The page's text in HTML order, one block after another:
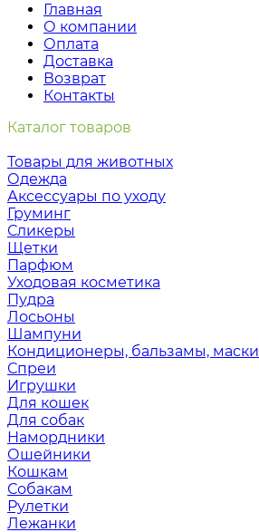
Главная
О компании
Оплата
Доставка
Возврат
Контакты
Каталог товаров
Товары для животных
Одежда
Аксессуары по уходу
Груминг
Сликеры
Щетки
Парфюм
Уходовая косметика
Пудра
Лосьоны
Шампуни
Кондиционеры, бальзамы, маски
Спреи
Игрушки
Для кошек
Для собак
Намордники
Ошейники
Кошкам
Собакам
Рулетки
Лежанки